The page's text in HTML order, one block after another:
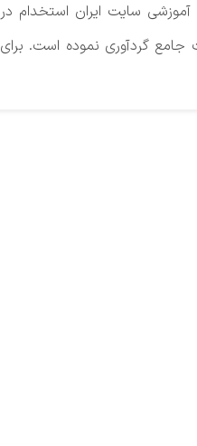
سایت ایران استخدام در
گردآوری نموده است. برای